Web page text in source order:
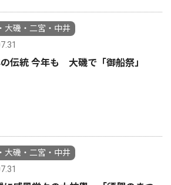
大磯・二宮・中井
伝統 今年も 大磯で「御船祭」
大磯・二宮・中井